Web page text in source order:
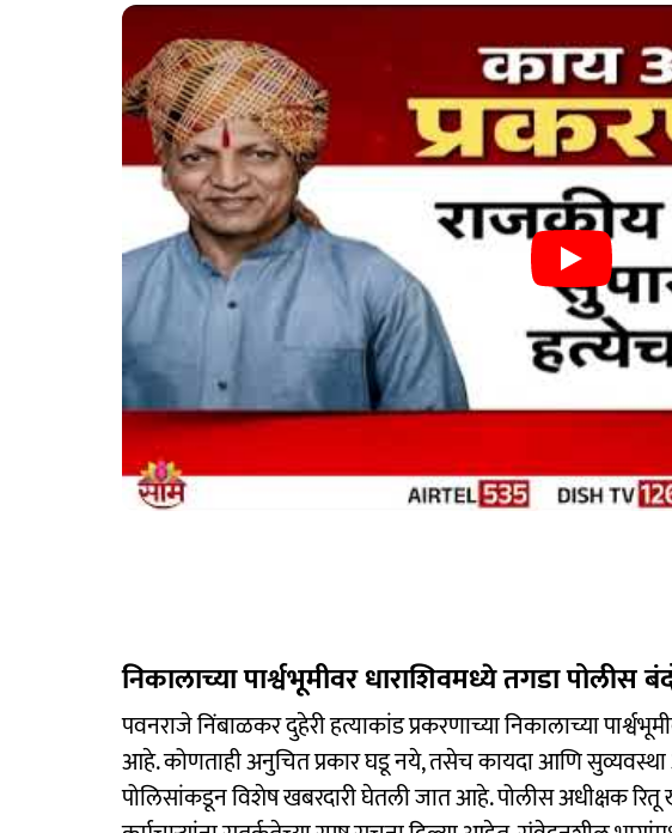
निकालाच्या पार्श्वभूमीवर धाराशिवमध्ये तगडा पोलीस
पवनराजे निंबाळकर दुहेरी हत्याकांड प्रकरणाच्या निकालाच्या
आहे. कोणताही अनुचित प्रकार घडू नये, तसेच कायदा आणि सुव्यवस्था
पोलिसांकडून विशेष खबरदारी घेतली जात आहे. पोलीस अधीक्षक रितू